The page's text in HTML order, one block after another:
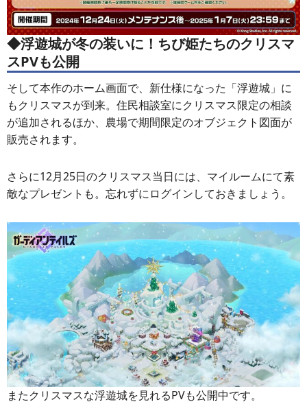
◆浮遊城が冬の装いに！ちび姫たちのクリスマ
スPVも公開
そして本作のホーム画面で、新仕様になった「浮遊城」に
もクリスマスが到来。住民相談室にクリスマス限定の相談
が追加されるほか、農場で期間限定のオブジェクト図面が
販売されます。
さらに12月25日のクリスマス当日には、マイルームにて素
敵なプレゼントも。忘れずにログインしておきましょう。
またクリスマスな浮遊城を見れるPVも公開中です。